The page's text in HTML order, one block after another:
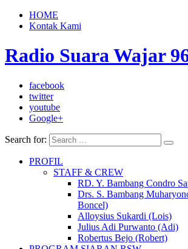
HOME
Kontak Kami
Radio Suara Wajar
facebook
twitter
youtube
Google+
Search for:
PROFIL
STAFF & CREW
RD. Y. Bambang Condro
Drs. S. Bambang
Boncel)
Alloysius Sukardi (Lois)
Julius Adi Purwanto (Adi)
Robertus Bejo (Robert)